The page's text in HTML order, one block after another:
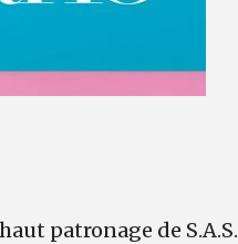
patronage de S.A.S.